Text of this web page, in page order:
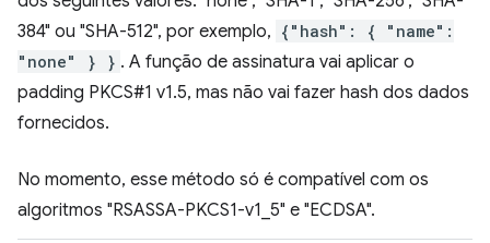
384" ou "SHA-512", por exemplo, {"hash": { "name":
"none" } } . A função de assinatura vai aplicar o
padding PKCS#1 v1.5, mas não vai fazer hash dos dados
fornecidos.
No momento, esse método só é compatível com os
algoritmos "RSASSA-PKCS1-v1_5" e "ECDSA".